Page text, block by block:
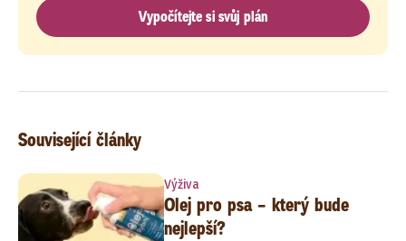
Vypočítejte si svůj plán
Související články
Výživa
Olej pro psa – který bude
nejlepší?